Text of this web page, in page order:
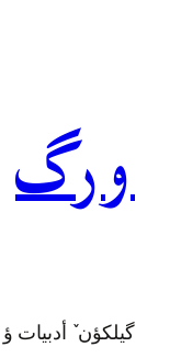
ورگ
گيلکؤن ٚ أدبیات ؤ